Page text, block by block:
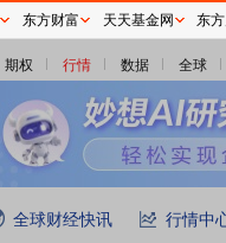
期权 行情 数据 全球
全球财经快讯 行情中
东方财富 天天基金网 东